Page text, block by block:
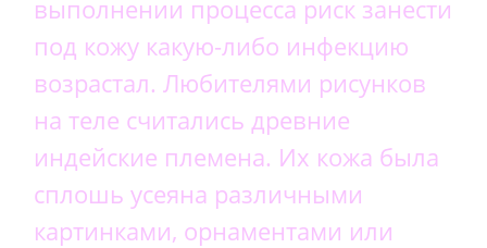
выполнении процесса риск занести
под кожу какую-либо инфекцию
возрастал. Любителями рисунков
на теле считались древние
индейские племена. Их кожа была
сплошь усеяна различными
картинками, орнаментами или